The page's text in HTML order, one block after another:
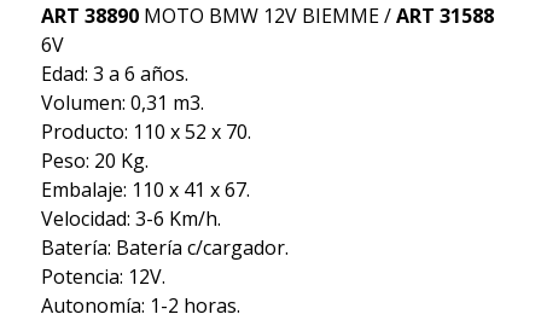
ART 38890 MOTO BMW 12V BIEMME /ART 31588
6V
Edad: 3 a 6 años.
Volumen: 0,31 m3.
Producto: 110 x 52 x 70.
Peso: 20 Kg.
Embalaje: 110 x 41 x 67.
Velocidad: 3-6 Km/h.
Batería: Batería c/cargador.
Potencia: 12V.
Autonomía: 1-2 horas.